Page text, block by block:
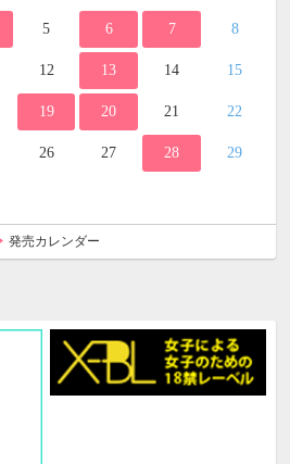
5 6 7 8
12 13 14 15
19 20 21 22
26 27 28 29
発売カレンダー